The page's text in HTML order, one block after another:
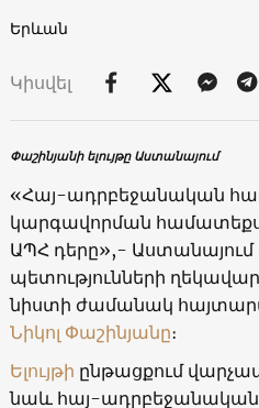
Երևան
Կիսվել
Փաշինյանի ելույթը Աստանայում
«Հայ-ադրբեջանական
կարգավորման
ԱՊՀ դերը»,-
պետությունների
նիստի ժամանակ
Նիկոլ Փաշինյանը։
Ելույթի ընթացքում
նաև հայ-